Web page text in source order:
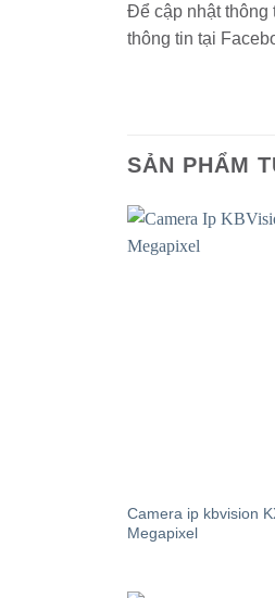
Để cập nhật thông
thông tin tại
SẢN PHẨM
Camera ip kbvision
Megapixel